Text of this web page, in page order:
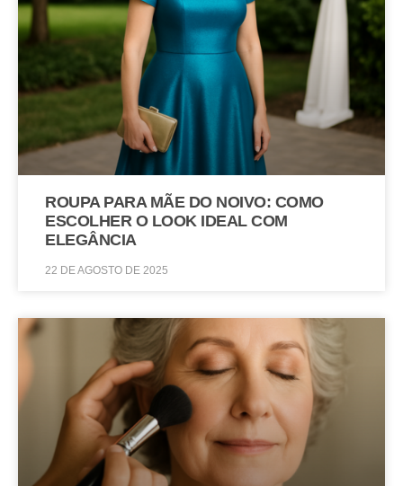
ROUPA PARA MÃE DO NOIVO: COMO
ESCOLHER O LOOK IDEAL COM
ELEGÂNCIA
22 DE AGOSTO DE 2025